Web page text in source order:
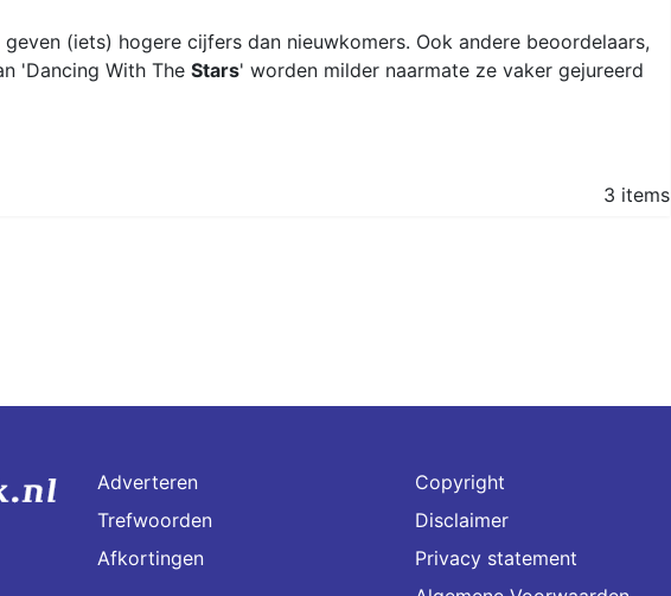
(iets) hogere cijfers dan nieuwkomers. Ook andere beoordelaars,
'Dancing With The Stars' worden milder naarmate ze vaker gejureerd
3 items
Adverteren
Trefwoorden
Afkortingen
Copyright
Disclaimer
Privacy statement